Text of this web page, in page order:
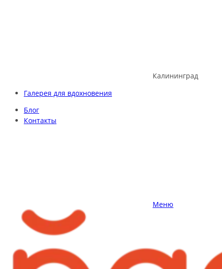
Калининград
Галерея для вдохновения
Блог
Контакты
Меню